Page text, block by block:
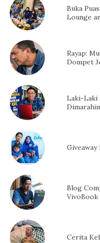
Buka
Lounge
Rayap:
Dompet
Laki-Laki
Giveaway
Blog
VivoBook
Cerita